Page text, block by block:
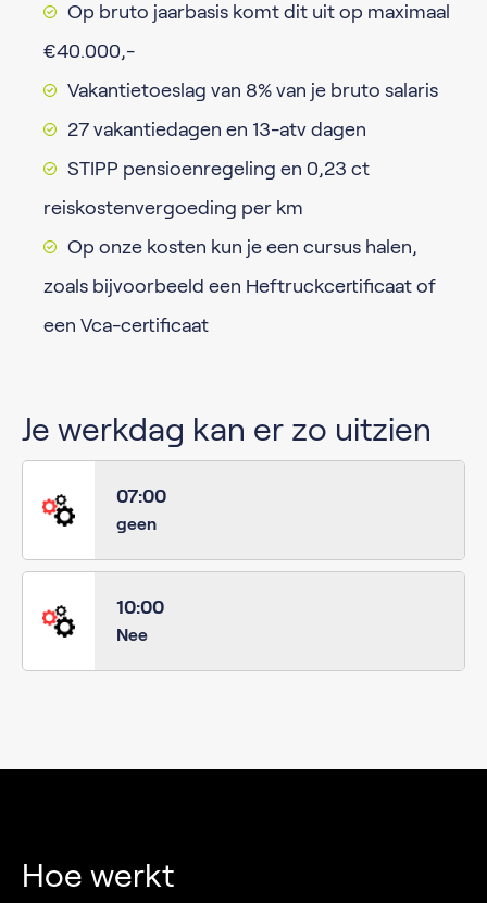
Op bruto jaarbasis komt dit uit op maximaal
€40.000,-
Vakantietoeslag van 8% van je bruto salaris
27 vakantiedagen en 13-atv dagen
STIPP pensioenregeling en 0,23 ct
reiskostenvergoeding per km
Op onze kosten kun je een cursus halen,
zoals bijvoorbeeld een Heftruckcertificaat of
een Vca-certificaat
Je werkdag kan er zo uitzien
07:00
geen
10:00
Nee
Hoe werkt